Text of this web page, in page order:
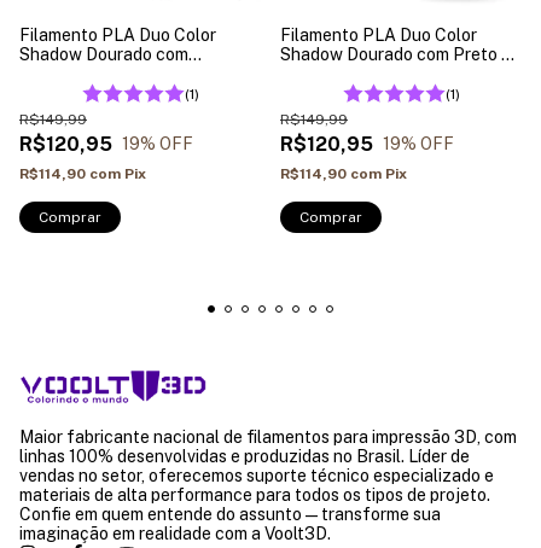
Filamento PLA Duo Color
Shadow Dourado com
(1)
R$120,95
R$149,99
19% OFF
R$114,90 com Pix
Filamento PLA Duo Color
Shadow Dourado com Preto V-
(1)
R$120,95
R$149,99
19% OFF
R$114,90 com Pix
Maior fabricante nacional de filamentos para impressão 3D, com
linhas 100% desenvolvidas e produzidas no Brasil. Líder de
vendas no setor, oferecemos suporte técnico especializado e
materiais de alta performance para todos os tipos de projeto.
Confie em quem entende do assunto — transforme sua
imaginação em realidade com a Voolt3D.